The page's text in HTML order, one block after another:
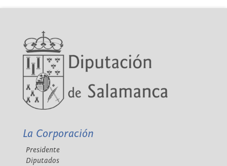
La Corporación
Presidente
Diputados